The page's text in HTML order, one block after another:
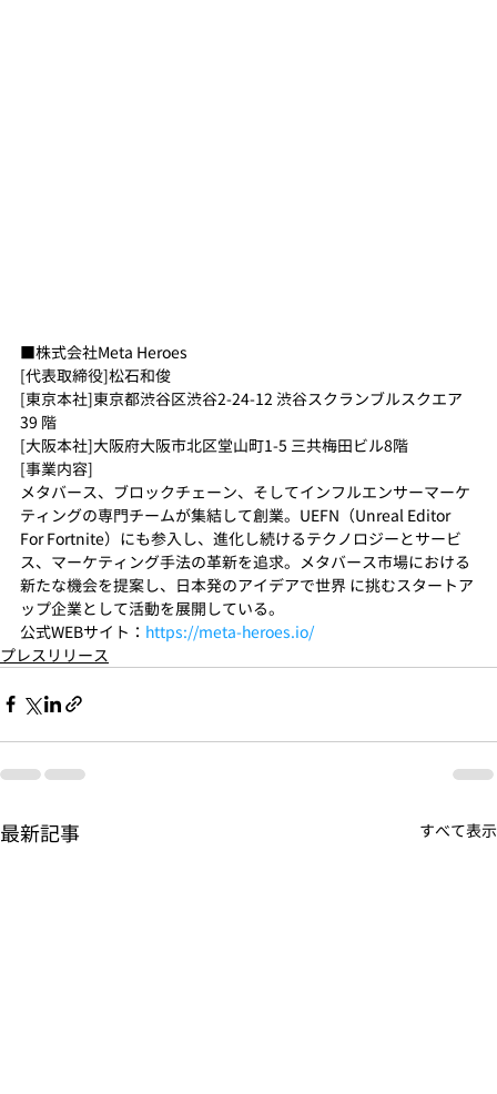
■株式会社Meta Heroes
[代表取締役]松⽯和俊
[東京本社]東京都渋⾕区渋⾕2-24-12 渋⾕スクランブルスクエア
39 階
[⼤阪本社]⼤阪府⼤阪市北区堂⼭町1-5 三共梅⽥ビル8階
[事業内容]
メタバース、ブロックチェーン、そしてインフルエンサーマーケ
ティングの専⾨チームが集結して創業。UEFN（Unreal Editor
For Fortnite）にも参⼊し、進化し続けるテクノロジーとサービ
ス、マーケティング⼿法の⾰新を追求。メタバース市場における
新たな機会を提案し、⽇本発のアイデアで世界 に挑むスタートア
ップ企業として活動を展開している。
公式WEBサイト： https://meta-heroes.io/
プレスリリース
最新記事 すべて表示